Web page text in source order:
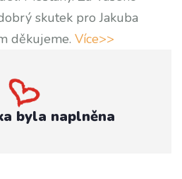
skutek pro Jakuba
děkujeme. Více>>
byla naplněna